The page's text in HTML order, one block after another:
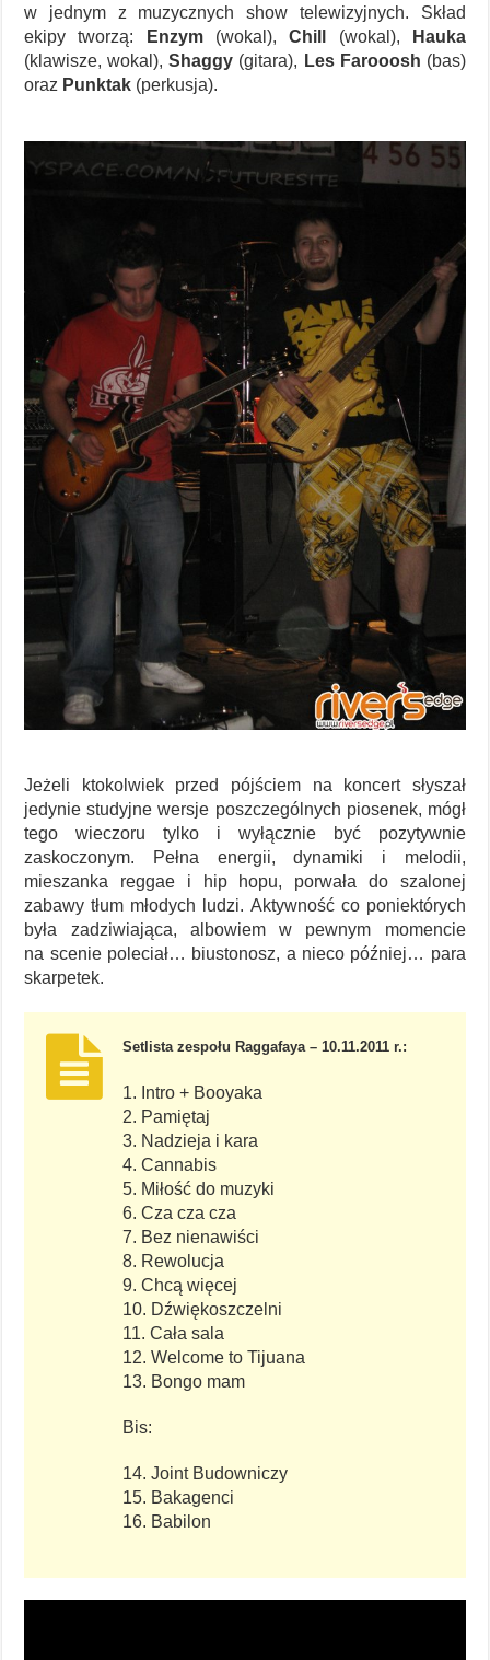
w jednym z muzycznych show telewizyjnych. Skład
ekipy tworzą:
Enzym(wokal),Chill (wokal),
Hauka
(klawisze, wokal),Shaggy (gitara), Les Farooosh (bas)
oraz Punktak (perkusja).
Jeżeli ktokolwiek przed pójściem na koncert słyszał
jedynie studyjne wersje poszczególnych piosenek, mógł
tego wieczoru tylko i wyłącznie być pozytywnie
zaskoczonym. Pełna energii, dynamiki i melodii,
mieszanka reggae i hip hopu, porwała do szalonej
zabawy tłum młodych ludzi. Aktywność co poniektórych
była zadziwiająca, albowiem w pewnym momencie
na scenie poleciał… biustonosz, a nieco później… para
skarpetek.
Setlista zespołu Raggafaya – 10.11.2011 r.:
1. Intro + Booyaka
2. Pamiętaj
3. Nadzieja i kara
4. Cannabis
5. Miłość do muzyki
6. Cza cza cza
7. Bez nienawiści
8. Rewolucja
9. Chcą więcej
10. Dźwiękoszczelni
11. Cała sala
12. Welcome to Tijuana
13. Bongo mam
Bis:
14. Joint Budowniczy
15. Bakagenci
16. Babilon